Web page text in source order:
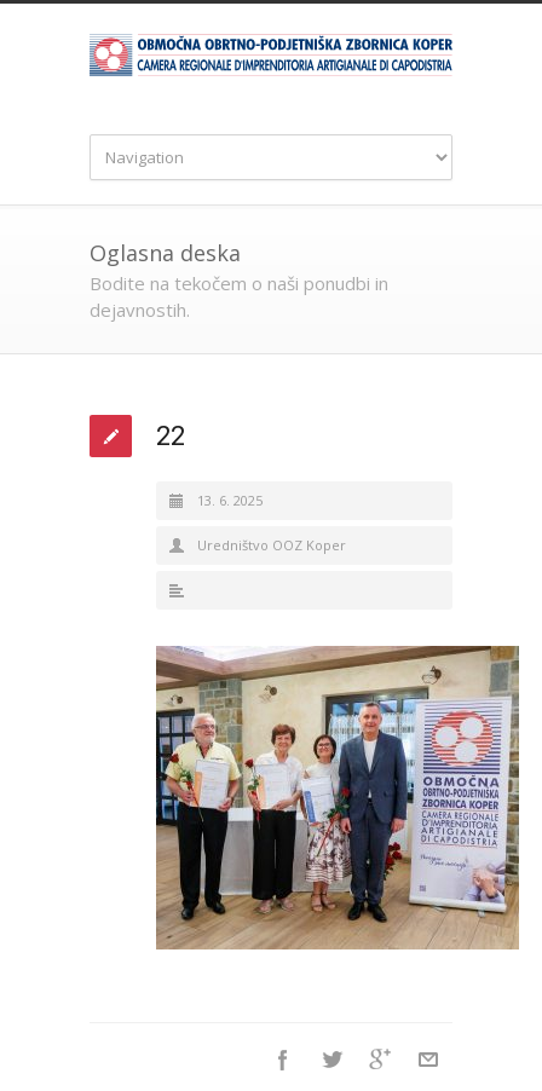
Oglasna deska
Bodite na tekočem o naši ponudbi in
dejavnostih.
22
13. 6. 2025
Uredništvo OOZ Koper